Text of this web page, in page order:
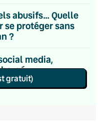
abusifs… Quelle
se protéger sans
?
media,
rejoignez
gratuit)